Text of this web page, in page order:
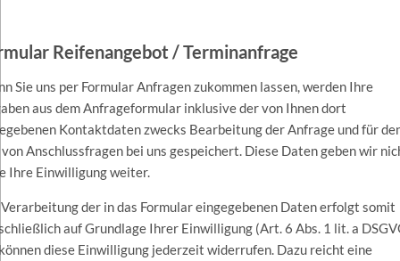
Reifenangebot / Terminanfrage
Sie uns per Formular Anfragen zukommen lassen, werden Ihre
aus dem Anfrageformular inklusive der von Ihnen dort
Kontaktdaten zwecks Bearbeitung der Anfrage und für
Anschlussfragen bei uns gespeichert. Diese Daten geben wir
Ihre Einwilligung weiter.
der in das Formular eingegebenen Daten erfolgt somit
auf Grundlage Ihrer Einwilligung (Art. 6 Abs. 1 lit. a
diese Einwilligung jederzeit widerrufen. Dazu reicht eine